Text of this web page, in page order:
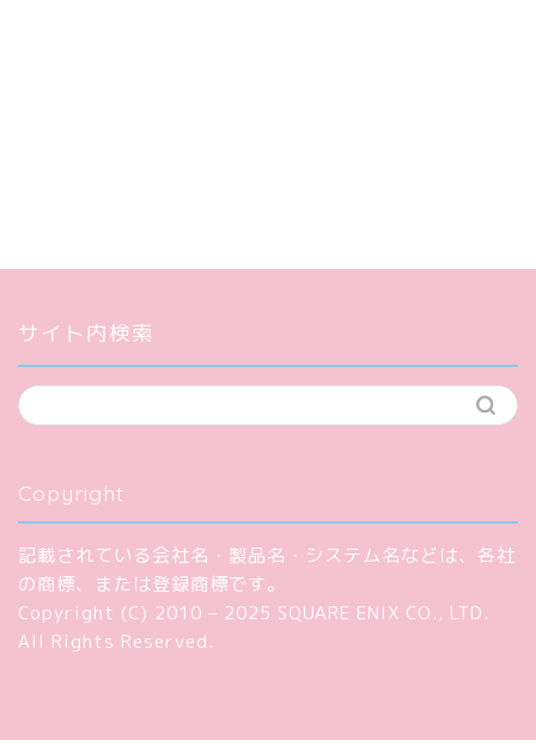
サイト内検索
Copyright
記載されている会社名・製品名・システム名などは、各社
の商標、または登録商標です。
Copyright (C) 2010 – 2025 SQUARE ENIX CO., LTD.
All Rights Reserved.